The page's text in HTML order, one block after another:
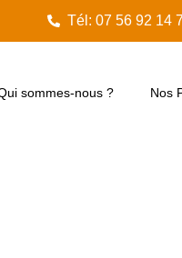
Tél: 07 56 92 14
sommes-nous ? Nos